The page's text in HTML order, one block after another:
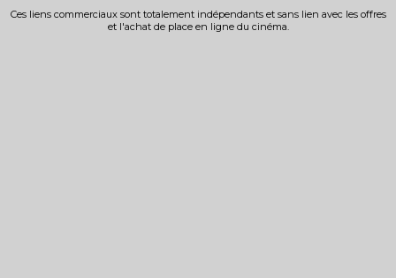
Ces liens commerciaux sont totalement indépendants et sans lien avec les offres
et l'achat de place en ligne du cinéma.